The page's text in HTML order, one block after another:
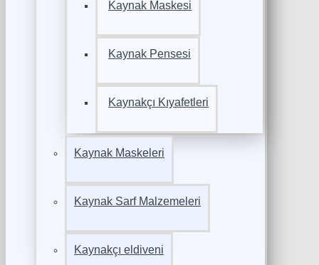
Kaynak Maskesi
Kaynak Pensesi
Kaynakçı Kıyafetleri
Kaynak Maskeleri
Kaynak Sarf Malzemeleri
Kaynakçı eldiveni